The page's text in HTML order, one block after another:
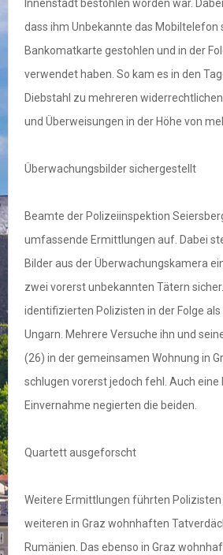
Innenstadt bestohlen worden war.
dass ihm Unbekannte das Mobiltelefon
Bankomatkarte gestohlen und in der
verwendet haben. So kam es in den
Diebstahl zu mehreren
und Überweisungen in der Höhe von
Überwachungsbilder sichergestellt
Beamte der Polizeiinspektion
umfassende Ermittlungen auf. Dabei
Bilder aus der Überwachungskamera
zwei vorerst unbekannten Tätern
identifizierten Polizisten in der Folge
Ungarn. Mehrere Versuche ihn und
(26) in der gemeinsamen Wohnung in
schlugen vorerst jedoch fehl. Auch eine
Einvernahme negierten die beiden.
Quartett ausgeforscht
Weitere Ermittlungen führten
weiteren in Graz wohnhaften
Rumänien. Das ebenso in Graz